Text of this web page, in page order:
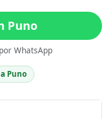
Puno
WhatsApp
Puno